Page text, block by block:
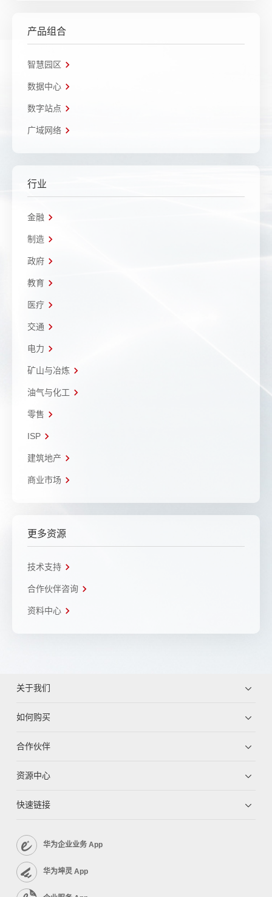
产品组合
智慧园区
数据中心
数字站点
广域网络
行业
金融
制造
政府
教育
医疗
交通
电力
矿山与冶炼
油气与化工
零售
ISP
建筑地产
商业市场
更多资源
技术支持
合作伙伴咨询
资料中心
关于我们
如何购买
合作伙伴
资源中心
快速链接
华为企业业务 App
华为坤灵 App